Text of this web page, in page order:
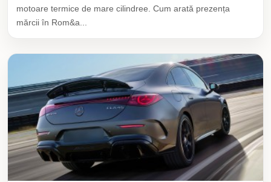
motoare termice de mare cilindree. Cum arată prezența
mărcii în Rom&a...